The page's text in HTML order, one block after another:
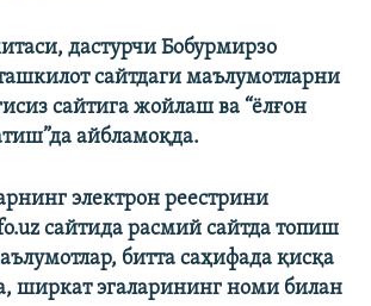
дастурчи Бобурмирзо
сайтдаги маълумотларни
сайтига жойлаш ва “ёлғон
айбламоқда.
электрон реестрини
сайтида расмий сайтда топиш
битта саҳифада қисқа
ширкат эгаларининг номи билан